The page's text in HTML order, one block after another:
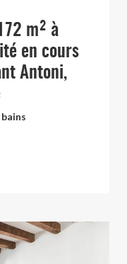
m² à
en cours
Antoni,
bains